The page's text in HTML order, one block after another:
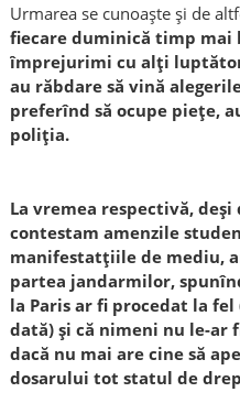
Urmarea se cunoaște și de
fiecare duminică timp mai
împrejurimi cu alți
au răbdare să vină
preferînd să ocupe piețe,
poliția.
La vremea respectivă,
contestam amenzile
manifestatțiile de mediu,
partea jandarmilor,
la Paris ar fi procedat la
dată) și că nimeni nu le-ar
dacă nu mai are cine să
dosarului tot statul de